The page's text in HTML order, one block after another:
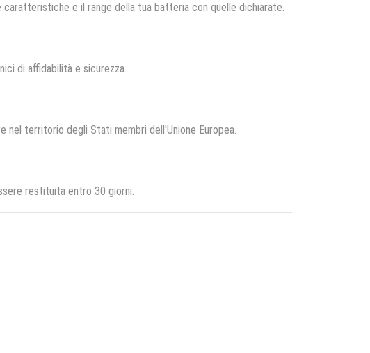
e il range della tua batteria con quelle dichiarate.
di affidabilità e sicurezza.
nel territorio degli Stati membri dell'Unione Europea.
restituita entro 30 giorni.